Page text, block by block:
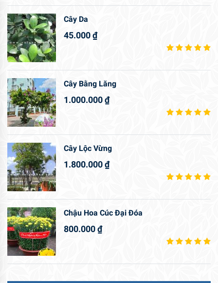
Cây Da
45.000₫
Cây Bằng Lăng
1.000.000₫
Cây Lộc Vừng
1.800.000₫
Chậu Hoa Cúc Đại Đóa
800.000₫